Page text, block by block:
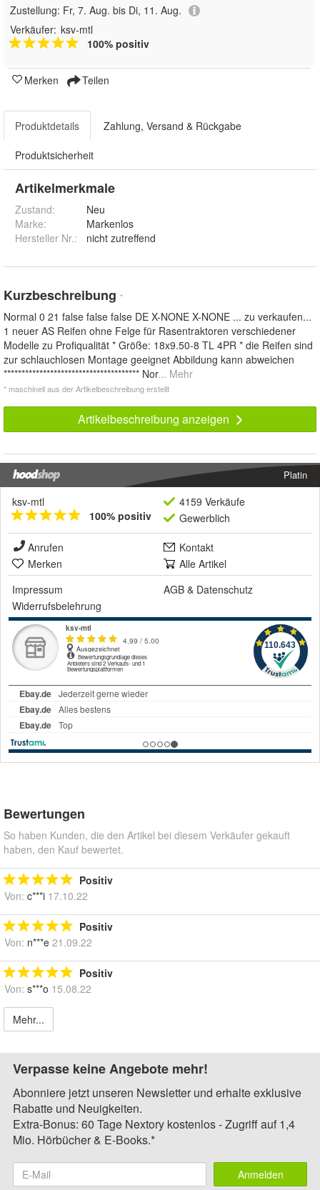
Zustellung: Fr, 7. Aug. bis Di, 11. Aug.
Verkäufer: ksv-mtl
100% positiv
Merken Teilen
Produktdetails Zahlung, Versand & Rückgabe
Produktsicherheit
Artikelmerkmale
Zustand:
Neu
Marke:
Markenlos
Hersteller Nr.:
nicht zutreffend
Kurzbeschreibung *
Normal 0 21 false false false DE X-NONE X-NONE ... zu verkaufen...
1 neuer AS Reifen ohne Felge für Rasentraktoren verschiedener
Modelle zu Profiqualität * Größe: 18x9.50-8 TL 4PR * die Reifen sind
zur schlauchlosen Montage geeignet Abbildung kann abweichen
************************************** Nor... Mehr
* maschinell aus der Artikelbeschreibung erstellt
Artikelbeschreibung anzeigen
Platin
ksv-mtl
100% positiv
4159 Verkäufe
Gewerblich
Anrufen
Kontakt
Merken
Alle Artikel
Impressum
AGB & Datenschutz
Widerrufsbelehrung
Bewertungen
So haben Kunden, die den Artikel bei diesem Verkäufer gekauft
haben, den Kauf bewertet.
Positiv
Von: c***i 17.10.22
Positiv
Von: n***e 21.09.22
Positiv
Von: s***o 15.08.22
Mehr...
Verpasse keine Angebote mehr!
Abonniere jetzt unseren Newsletter und erhalte exklusive
Rabatte und Neuigkeiten.
Extra-Bonus: 60 Tage Nextory kostenlos - Zugriff auf 1,4
Mio. Hörbücher & E-Books.*
Anmelden